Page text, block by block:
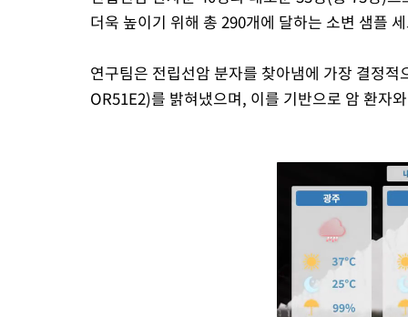
더욱 높이기 위해 총 290개에 달하는 소변 샘플
연구팀은 전립선암 분자를 찾아냄에 가장 결정
OR51E2)를 밝혀냈으며, 이를 기반으로 암 환자